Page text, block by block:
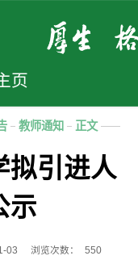
页
教师通知 正文
拟引进人
示
03 浏览次数： 550